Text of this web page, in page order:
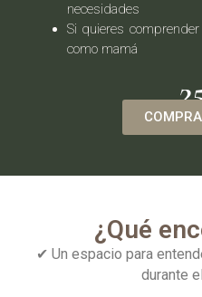
necesidades
Si quieres
como mamá
¿Qué
✔ Un espacio para
durante